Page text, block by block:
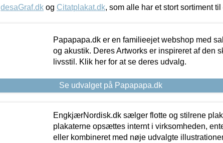
desaGraf.dk og Citatplakat.dk, som alle har et stort sortiment til
Papapapa.dk er en familieejet webshop med
og akustik. Deres Artworks er inspireret af den
livsstil. Klik her for at se deres udvalg.
Se udvalget på Papapapa.dk
EngkjærNordisk.dk sælger flotte og stilrene
plakaterne opsættes internt i virksomheden,
eller kombineret med nøje udvalgte